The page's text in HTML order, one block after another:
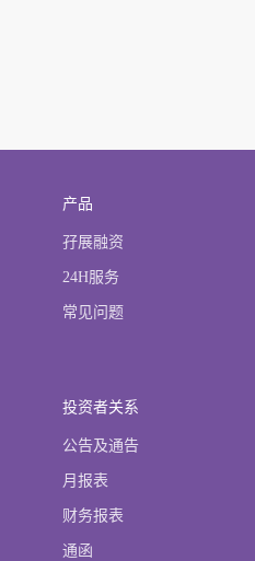
产品
孖展融资
24H服务
常见问题
投资者关系
公告及通告
月报表
财务报表
通函